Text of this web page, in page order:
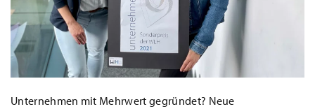
Unternehmen mit Mehrwert gegründet? Neue